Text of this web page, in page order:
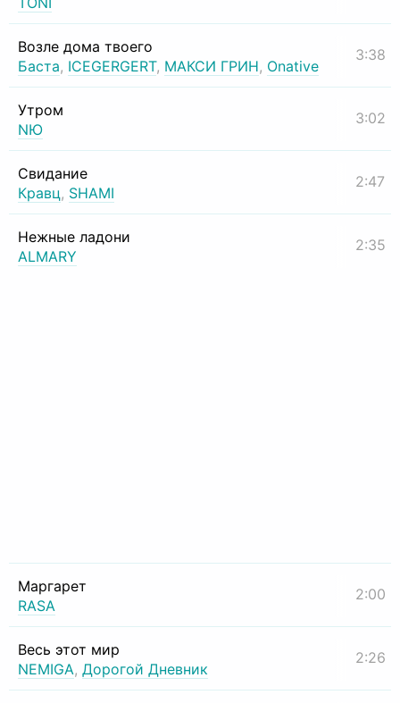
Возле дома твоего
Баста, ICEGERGERT, МАКСИ ГРИН, Onative
3:38
Утром
NЮ
3:02
Свидание
Кравц, SHAMI
2:47
Нежные ладони
ALMARY
2:35
Маргарет
RASA
2:00
Весь этот мир
NEMIGA, Дорогой Дневник
2:26